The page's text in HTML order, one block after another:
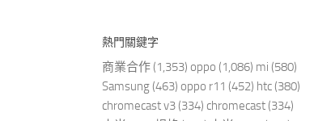
熱門關鍵字
商業合作(1,353) oppo (1,086) mi (580)
Samsung(463) oppo r11 (452) htc(380)
chromecast v3(334) chromecast(334)